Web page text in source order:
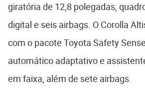
giratória de 12,8 polegadas,
digital e seis airbags. O Corolla
com o pacote Toyota Safety
automático adaptativo e
em faixa, além de sete airbags.